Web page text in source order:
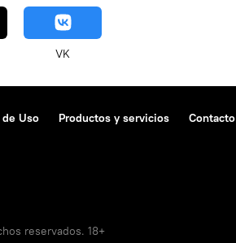
VK
Uso Productos y servicios Contacto
reservados. 18+